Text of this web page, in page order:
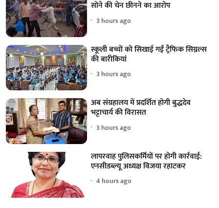
सोने की चेन छीनने का आरोप
3 hours ago
स्कूली बच्चों को सिखाई गईं ट्रैफिक सिग्नल्स
की बारीकियां
3 hours ago
अब संग्रहालय में प्रदर्शित होगी बुद्धदेव
भट्टाचार्य की विरासत
3 hours ago
लापरवाह पुलिसकर्मियों पर होगी कार्रवाई:
एनसीडब्ल्यू अध्यक्ष विजया रहाटकर
4 hours ago